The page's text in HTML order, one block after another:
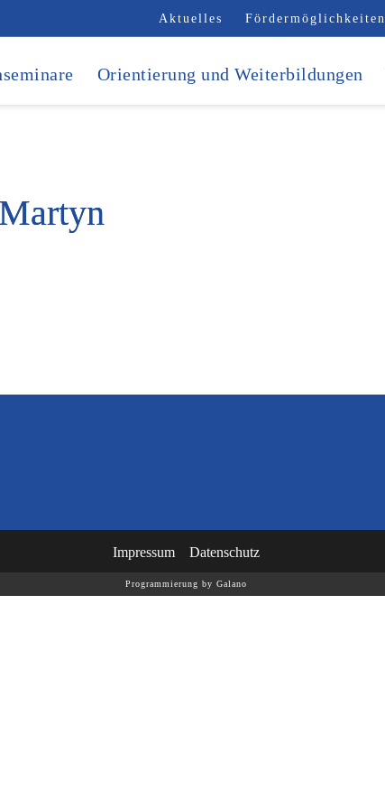
Aktuelles Fördermöglichkeiten
Orientierung und Weiterbildungen
Impressum Datenschutz
Programmierung by Galano